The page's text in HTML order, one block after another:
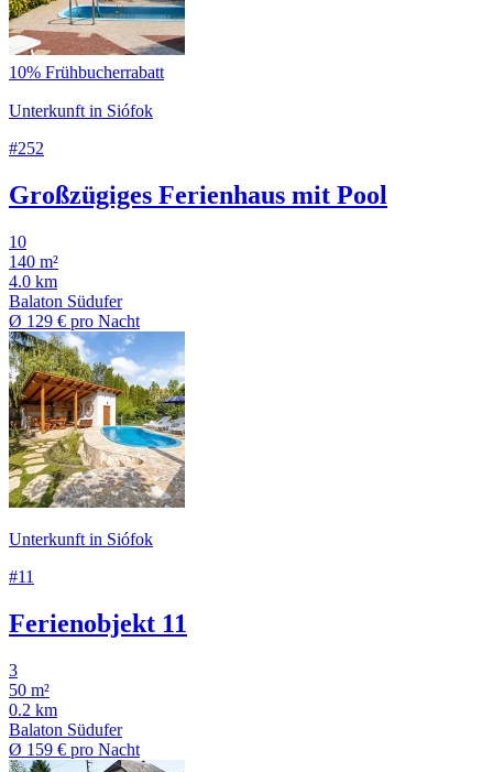
10% Frühbucherrabatt
Unterkunft in Siófok
#252
Großzügiges Ferienhaus mit Pool
10
140 m²
4.0 km
Balaton Südufer
Ø 129 € pro Nacht
Unterkunft in Siófok
#11
Ferienobjekt 11
3
50 m²
0.2 km
Balaton Südufer
Ø 159 € pro Nacht